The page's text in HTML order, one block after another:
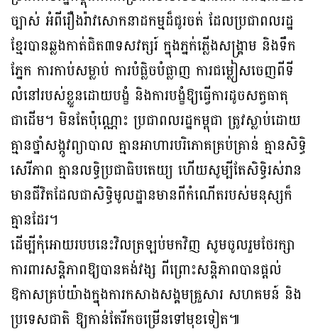
ច្បាស់ អំពីរឿងរ៉ាវសោកនាដកម្មដ៏ជូរចត់ ដែលប្រជាពលរដ្ឋ
ខ្មែរបានឆ្លងកាត់ជិត៣ទសវត្សរ៍ ក្នុងភ្នក់ភ្លើងសង្គ្រាម និងទឹក
ភ្នែក ការកាប់សម្លាប់ ការបំផ្លិចបំផ្លាញ ការជម្លៀសចេញពីទី
លំនៅរបស់ខ្លួនដោយបង្ខំ និងការបង្ខំឱ្យធ្វើការដូចសត្វធាតុ
ជាដើម។ មិនតែប៉ុណ្ណោះ ប្រជាពលរដ្ឋកម្ពុជា ត្រូវស្លាប់ដោយ
គ្មានថ្នាំសង្កូវព្យាបាល គ្មានអាហារបរិភោគគ្រប់គ្រាន់ គ្មានសិទ្ធិ
សេរីភាព គ្មានលទ្ធិប្រជាធិបតេយ្យ ហើយសូម្បីតែសិទ្ធិរស់រាន
មានជីវិតដែលជាសិទ្ធិមូលដ្ឋានមានពីកំណើតរបស់មនុស្សក៏
គ្មានដែរ។
ដើម្បីកុំអោយរបបនេះវិលត្រឡប់មកវិញ សូមចូលរួមថែរក្សា
ការពារសន្តិភាពឱ្យបានគង់វង្ស ពីព្រោះសន្តិភាពបានផ្តល់
ឱកាសគ្រប់យ៉ាងក្នុងការកសាងសង្គមគ្រួសារ សហគមន៍ និង
ប្រទេសជាតិ ឱ្យកាន់តែរីកចម្រើនទៅមុខទៀត៕